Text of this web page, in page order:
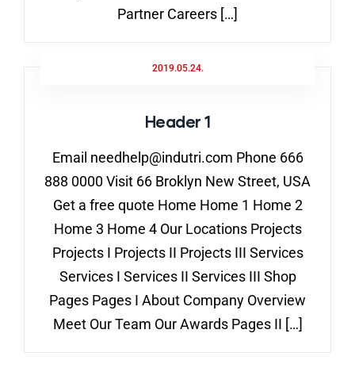
Partner Careers […]
2019.05.24.
Header 1
Email needhelp@indutri.com Phone 666
888 0000 Visit 66 Broklyn New Street, USA
Get a free quote Home Home 1 Home 2
Home 3 Home 4 Our Locations Projects
Projects I Projects II Projects III Services
Services I Services II Services III Shop
Pages Pages I About Company Overview
Meet Our Team Our Awards Pages II […]